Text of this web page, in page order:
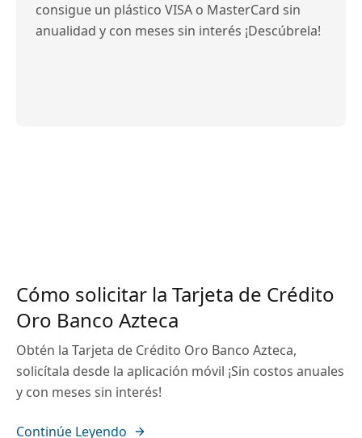
consigue un plástico VISA o MasterCard sin
anualidad y con meses sin interés ¡Descúbrela!
Cómo solicitar la Tarjeta de Crédito
Oro Banco Azteca
Obtén la Tarjeta de Crédito Oro Banco Azteca,
solicítala desde la aplicación móvil ¡Sin costos anuales
y con meses sin interés!
Continúe Leyendo